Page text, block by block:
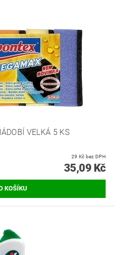
VELKÁ 5 KS
29 Kč bez DPH
35,09 Kč